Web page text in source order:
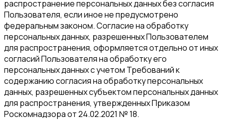
распространение персональных данных без согласия
Пользователя, если иное не предусмотрено
федеральным законом. Согласие на обработку
персональных данных, разрешенных Пользователем
для распространения, оформляется отдельно от иных
согласий Пользователя на обработку его
персональных данных с учетом Требований к
содержанию согласия на обработку персональных
данных, разрешенных субъектом персональных данных
для распространения, утвержденных Приказом
Роскомнадзора от 24.02.2021 № 18.